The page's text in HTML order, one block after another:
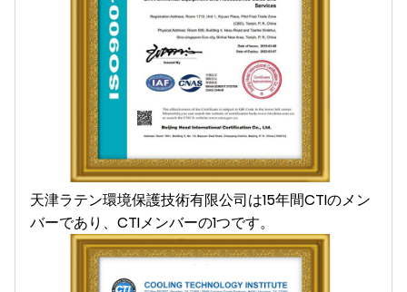
天津ラテン環境保護技術有限公司は15年間CTIのメン
バーであり、CTIメンバーの1つです。